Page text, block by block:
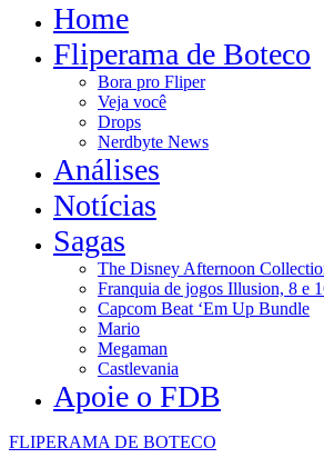
Home
Fliperama de Boteco
Bora pro Fliper
Veja você
Drops
Nerdbyte News
Análises
Notícias
Sagas
The Disney Afternoon
Franquia de jogos Illusion, 8 e
Capcom Beat ‘Em Up Bundle
Mario
Megaman
Castlevania
Apoie o FDB
FLIPERAMA DE BOTECO